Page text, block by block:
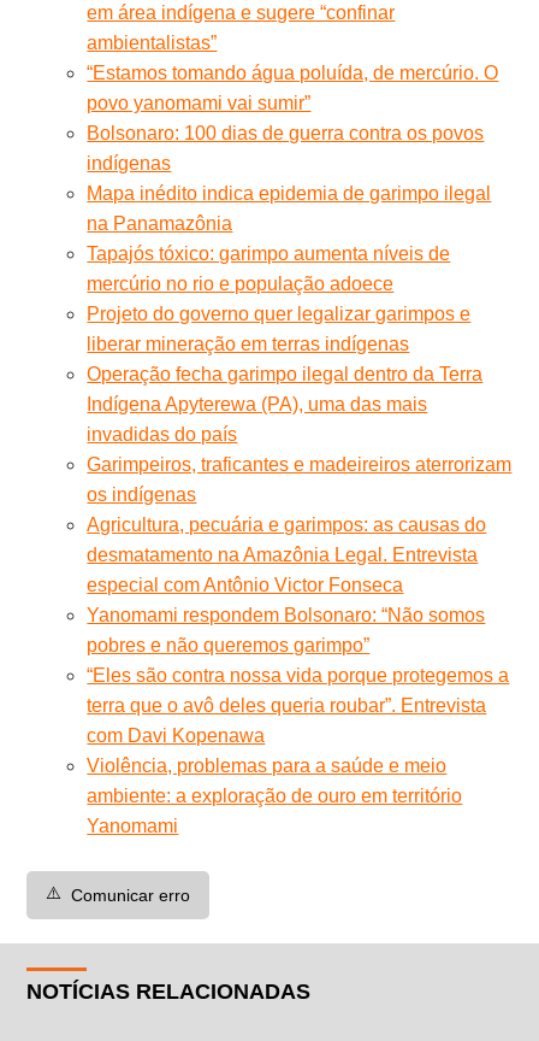
em área indígena e sugere “confinar
ambientalistas”
“Estamos tomando água poluída, de mercúrio. O
povo yanomami vai sumir”
Bolsonaro: 100 dias de guerra contra os povos
indígenas
Mapa inédito indica epidemia de garimpo ilegal
na Panamazônia
Tapajós tóxico: garimpo aumenta níveis de
mercúrio no rio e população adoece
Projeto do governo quer legalizar garimpos e
liberar mineração em terras indígenas
Operação fecha garimpo ilegal dentro da Terra
Indígena Apyterewa (PA), uma das mais
invadidas do país
Garimpeiros, traficantes e madeireiros aterrorizam
os indígenas
Agricultura, pecuária e garimpos: as causas do
desmatamento na Amazônia Legal. Entrevista
especial com Antônio Victor Fonseca
Yanomami respondem Bolsonaro: “Não somos
pobres e não queremos garimpo”
“Eles são contra nossa vida porque protegemos a
terra que o avô deles queria roubar”. Entrevista
com Davi Kopenawa
Violência, problemas para a saúde e meio
ambiente: a exploração de ouro em território
Yanomami
⚠️ Comunicar erro
NOTÍCIAS RELACIONADAS